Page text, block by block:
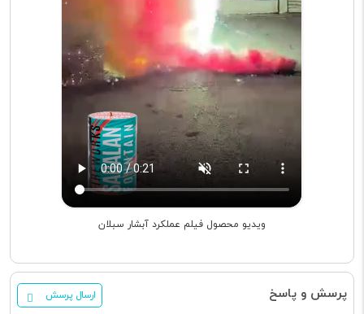
ویدیو محصول فیلم عملکرد آبشار سبلان
پرسش و پاسخ ارسال پرسش